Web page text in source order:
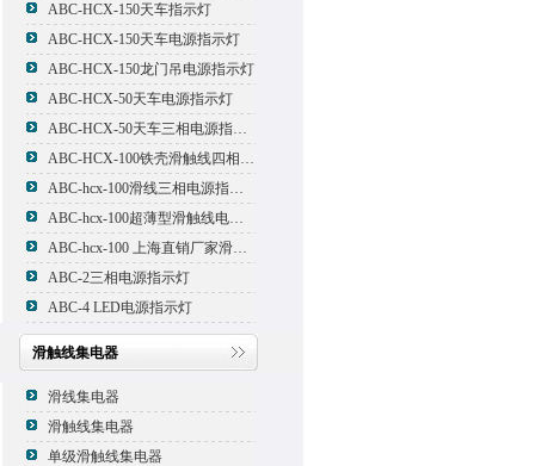
ABC-HCX-150天车指示灯
ABC-HCX-150天车电源指示灯
ABC-HCX-150龙门吊电源指示灯
ABC-HCX-50天车电源指示灯
ABC-HCX-50天车三相电源指示灯
ABC-HCX-100铁壳滑触线四相电源指示灯
ABC-hcx-100滑线三相电源指示灯
ABC-hcx-100超薄型滑触线电源指示灯
ABC-hcx-100 上海直销厂家滑触线指示灯
ABC-2三相电源指示灯
ABC-4 LED电源指示灯
滑触线集电器
滑线集电器
滑触线集电器
单级滑触线集电器